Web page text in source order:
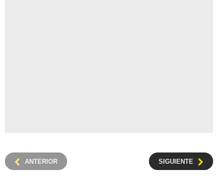
ANTERIOR SIGUIENTE